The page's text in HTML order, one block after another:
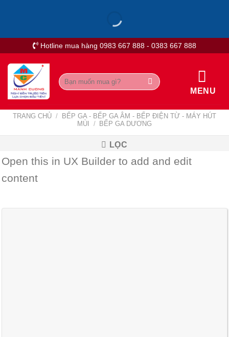
Hotline mua hàng 0983 667 888 - 0383 667 888
Tìm
kiếm:
MENU
TRANG CHỦ /
BẾP GA - BẾP GA ÂM - BẾP ĐIỆN TỪ - MÁY HÚT
MÙI
/ BẾP GA DƯƠNG
LỌC
Open this in UX Builder to add and edit
content